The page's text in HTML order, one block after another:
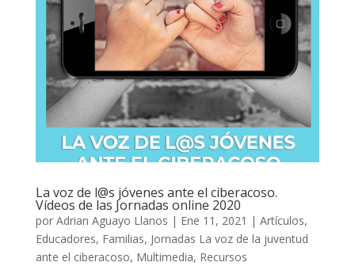
La voz de l@s jóvenes ante el ciberacoso.
Vídeos de las Jornadas online 2020
por Adrian Aguayo Llanos | Ene 11, 2021 | Artículos,
Educadores, Familias, Jornadas La voz de la juventud
ante el ciberacoso, Multimedia, Recursos